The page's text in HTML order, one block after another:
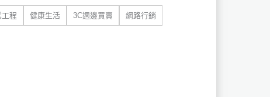
程 健康生活 3C週邊買賣 網路行銷